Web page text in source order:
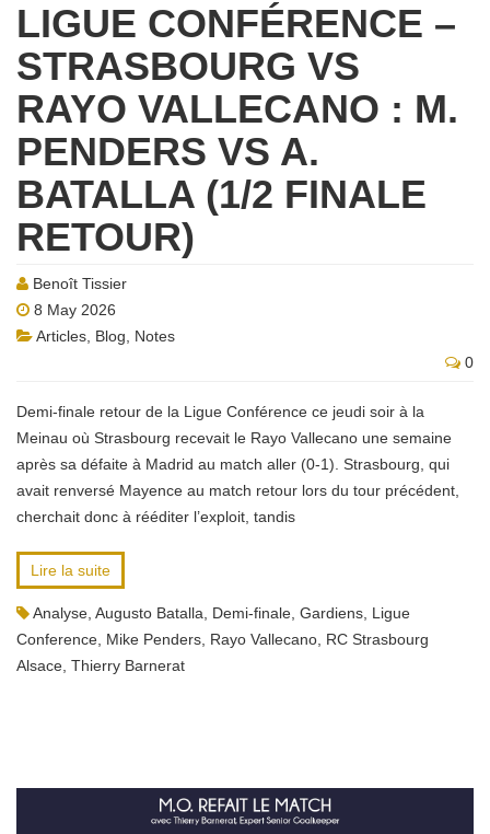
LIGUE CONFÉRENCE –
STRASBOURG VS
RAYO VALLECANO : M.
PENDERS VS A.
BATALLA (1/2 FINALE
RETOUR)
Benoît Tissier
8 May 2026
Articles Blog
Notes
0
Demi-finale retour de la Ligue Conférence ce jeudi soir à la
Meinau où Strasbourg recevait le Rayo Vallecano une semaine
après sa défaite à Madrid au match aller (0-1). Strasbourg, qui
avait renversé Mayence au match retour lors du tour précédent,
cherchait donc à rééditer l’exploit, tandis
Lire la suite
Analyse Augusto Batalla Demi-finale Gardiens Ligue
Conference Mike Penders Rayo Vallecano RC Strasbourg
Alsace Thierry Barnerat